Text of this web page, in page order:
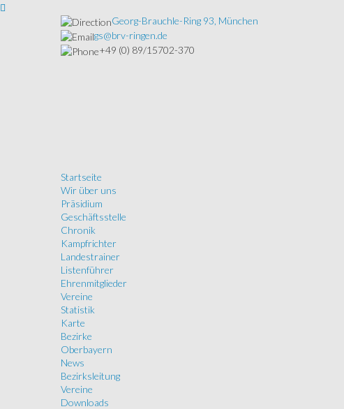
Georg-Brauchle-Ring 93, München
gs@brv-ringen.de
+49 (0) 89/15702-370
Startseite
Wir über uns
Präsidium
Geschäftsstelle
Chronik
Kampfrichter
Landestrainer
Listenführer
Ehrenmitglieder
Vereine
Statistik
Karte
Bezirke
Oberbayern
News
Bezirksleitung
Vereine
Downloads